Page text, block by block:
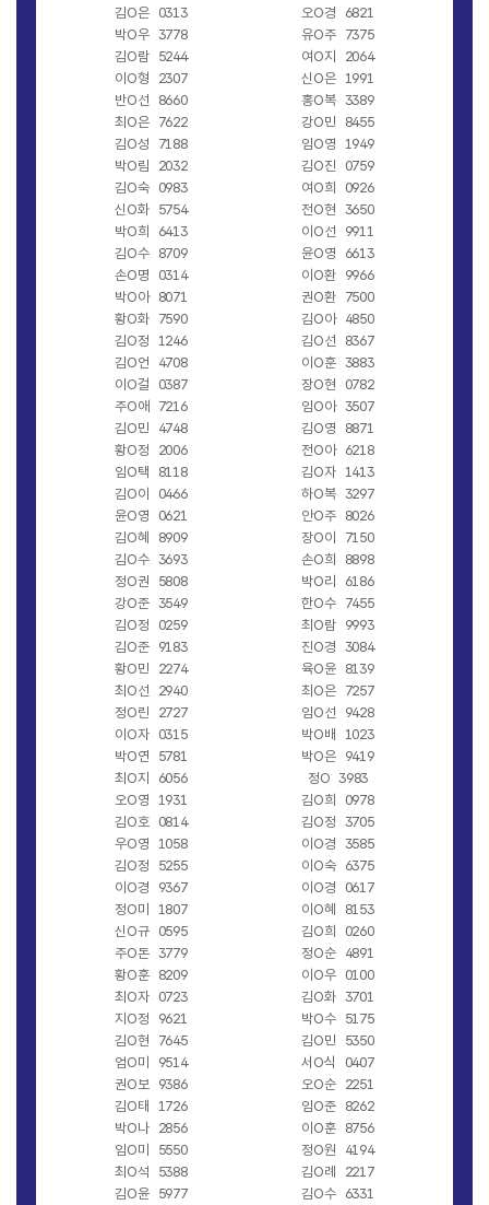
김O은
0313 오O경
6821
박O우 3778 유O주
7375
김O람
5244 여O지
2064
이O형
2307 신O은
1991
반O선
8660 홍O복 3389
최O은
7622 강O민
8455
김O성
7188 임O영
1949
박O림
2032 김O진
0759
김O숙
0983 여O희
0926
신O화
5754 전O현 3650
박O희
6413 이O선
9911
김O수
8709 윤O영
6613
손O명
0314 이O환
9966
박O아
8071 권O환
7500
황O화
7590 김O아
4850
김O정
1246 김O선
8367
김O언
4708 이O훈 3883
이O걸
0387 장O현
0782
주O애
7216 임O아 3507
김O민
4748 김O영
8871
황O정
2006 전O아
6218
임O택
8118 김O자
1413
김O이
0466 하O복 3297
윤O영
0621 안O주
8026
김O혜
8909 장O이
7150
김O수 3693 손O희
8898
정O권
5808 박O리
6186
강O준 3549 한O수
7455
김O정
0259 최O람
9993
김O준
9183 진O경 3084
황O민
2274 육O윤
8139
최O선
2940 최O은
7257
정O린
2727 임O선
9428
이O자
0315 박O배
1023
박O연
5781 박O은
9419
최O지
6056 정O 3983
오O영
1931 김O희
0978
김O호
0814 김O정 3705
우O영
1058 이O경 3585
김O정
5255 이O숙
6375
이O경
9367 이O경
0617
정O미
1807 이O혜
8153
신O규
0595 김O희
0260
주O돈 3779 정O순
4891
황O훈
8209 이O우
0100
최O자
0723 김O화 3701
지O정
9621 박O수
5175
김O현
7645 김O민
5350
엄O미
9514 서O식
0407
권O보
9386 오O순
2251
김O태
1726 임O준
8262
박O나
2856 이O훈
8756
임O미
5550 정O원
4194
최O석
5388 김O례
2217
김O윤
5977 김O수 6331